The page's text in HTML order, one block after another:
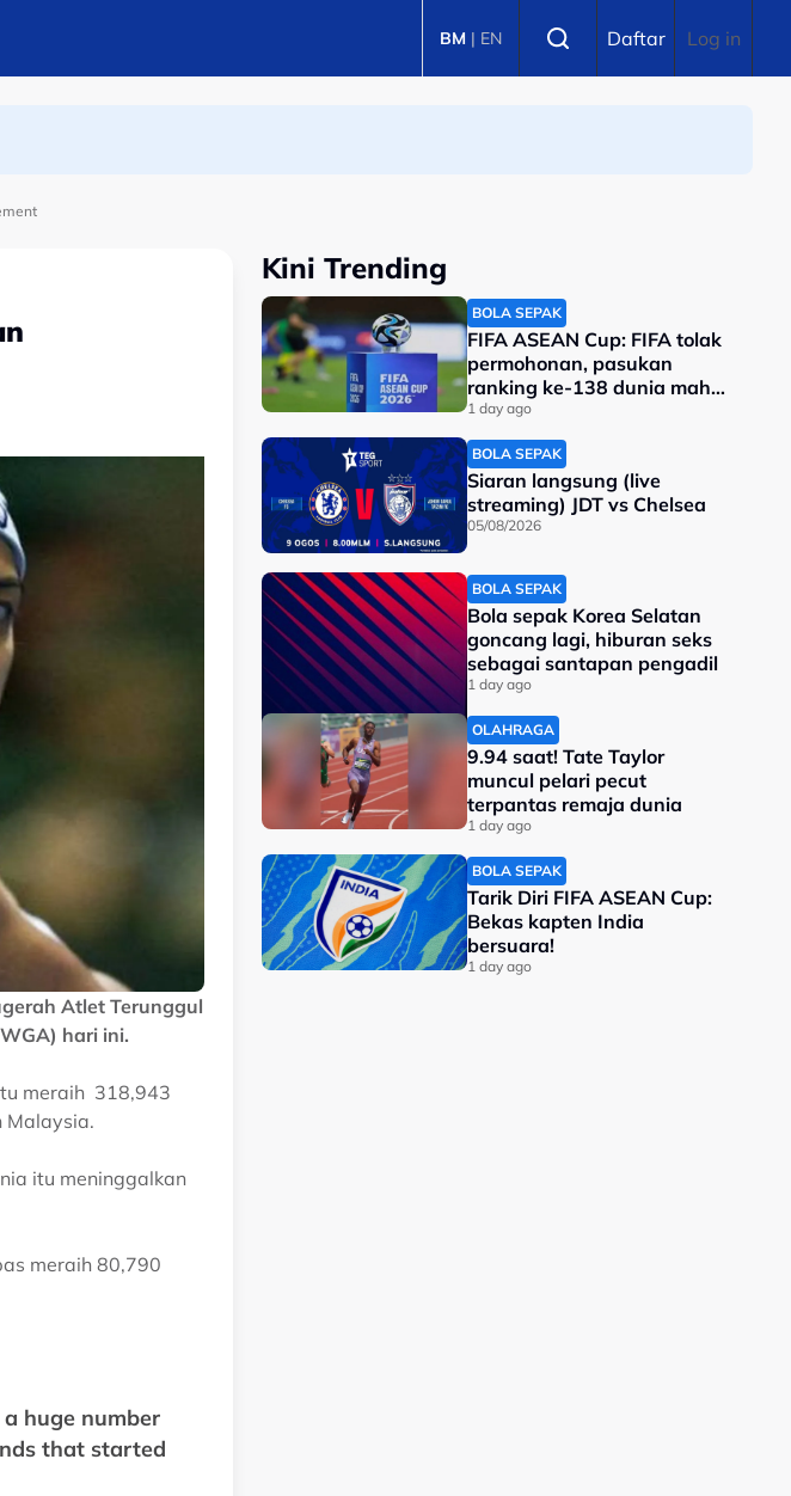
BM | EN Daftar Log in
Atlet Terunggul
hari ini.
meraih 318,943
Malaysia.
itu meninggalkan
meraih 80,790
huge number
that started
Kini Trending
BOLA SEPAK
FIFA ASEAN Cup: FIFA tolak
permohonan, pasukan
ranking ke-138 dunia mahu
tarik diri?
1 day ago
BOLA SEPAK
Siaran langsung (live
streaming) JDT vs Chelsea
05/08/2026
BOLA SEPAK
Bola sepak Korea Selatan
goncang lagi, hiburan seks
sebagai santapan pengadil
1 day ago
OLAHRAGA
9.94 saat! Tate Taylor
muncul pelari pecut
terpantas remaja dunia
1 day ago
BOLA SEPAK
Tarik Diri FIFA ASEAN Cup:
Bekas kapten India
bersuara!
1 day ago